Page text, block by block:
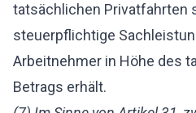
tatsächlichen Privatfahrten
steuerpflichtige
Arbeitnehmer in Höhe des
Betrags erhält.